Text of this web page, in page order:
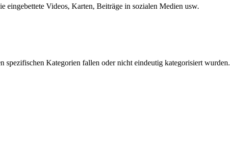
eingebettete Videos, Karten, Beiträge in sozialen Medien usw.
Kategorien fallen oder nicht eindeutig kategorisiert wurden.